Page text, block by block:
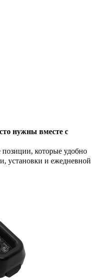
нужны вместе с
которые удобно
установки и ежедневной